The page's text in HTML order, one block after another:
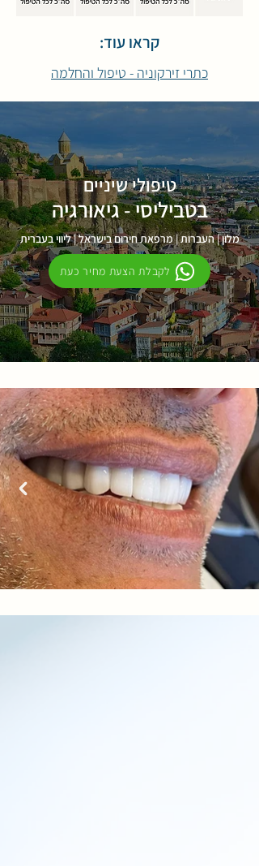
קראו עוד:
כתרי זירקוניה - טיפול והחלמה
טיפולי שיניים
בטביליסי - גיאורגיה
מלון | העברות | מרפאת חירום בישראל | ליווי בעברית
לקבלת הצעת מחיר כעת